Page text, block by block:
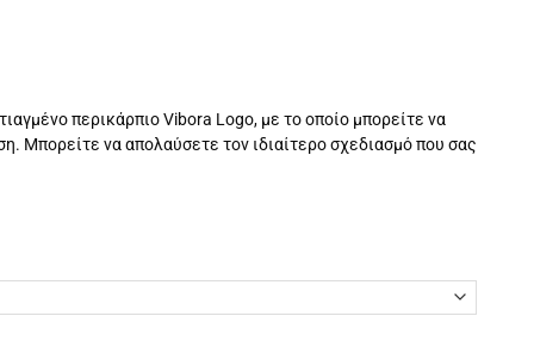
περικάρπιο Vibora Logo, με το οποίο μπορείτε να
Μπορείτε να απολαύσετε τον ιδιαίτερο σχεδιασμό που σας